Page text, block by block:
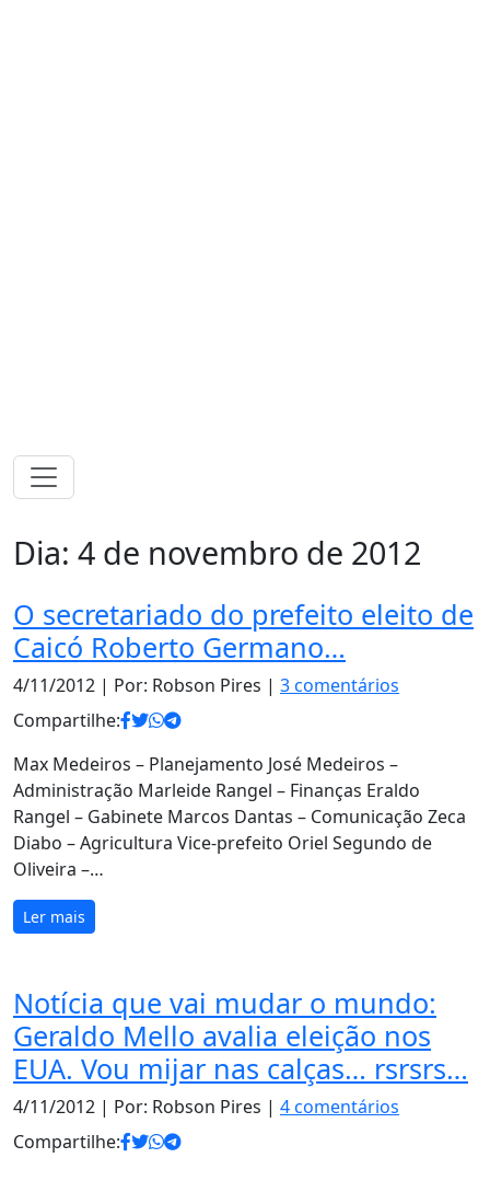
Dia: 4 de novembro de 2012
O secretariado do prefeito eleito de
Caicó Roberto Germano…
4/11/2012 | Por: Robson Pires | 3 comentários
Compartilhe:
Max Medeiros – Planejamento José Medeiros –
Administração Marleide Rangel – Finanças Eraldo
Rangel – Gabinete Marcos Dantas – Comunicação Zeca
Diabo – Agricultura Vice-prefeito Oriel Segundo de
Oliveira –…
Ler mais
Notícia que vai mudar o mundo:
Geraldo Mello avalia eleição nos
EUA. Vou mijar nas calças… rsrsrs…
4/11/2012 | Por: Robson Pires | 4 comentários
Compartilhe: